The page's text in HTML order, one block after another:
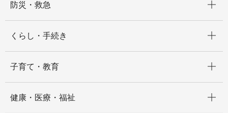
防災・救急
くらし・手続き
子育て・教育
健康・医療・福祉